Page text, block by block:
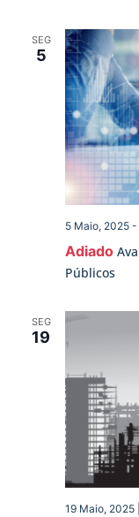
SEG
5
Adiado
Públicos
5 Maio, 2025-
SEG
19
19 Maio, 2025